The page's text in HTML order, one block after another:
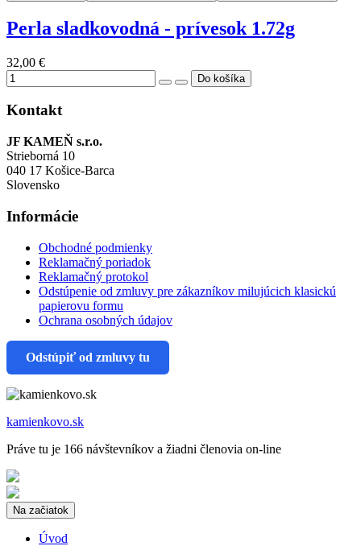
Perla sladkovodná - prívesok 1.72g
32,00 €
Kontakt
JF KAMEŇ s.r.o.
Strieborná 10
040 17 Košice-Barca
Slovensko
Informácie
Obchodné podmienky
Reklamačný poriadok
Reklamačný protokol
Odstúpenie od zmluvy pre zákazníkov milujúcich klasickú
papierovu formu
Ochrana osobných údajov
Odstúpiť od zmluvy tu
kamienkovo.sk
Práve tu je 166 návštevníkov a žiadni členovia on-line
Na začiatok
Úvod